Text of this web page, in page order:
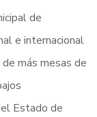
de
e internacional
más mesas de
Estado de